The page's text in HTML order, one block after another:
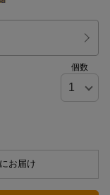
個数
にお届け